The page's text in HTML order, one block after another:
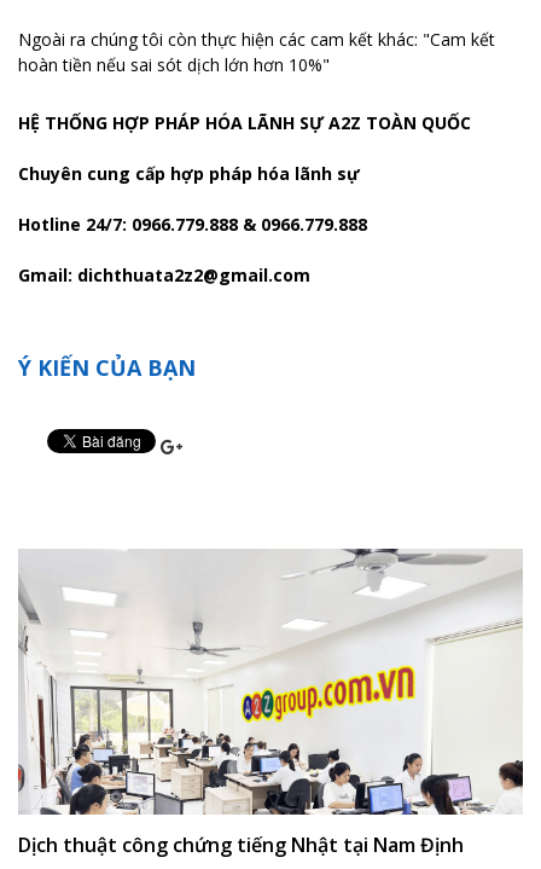
Ngoài ra chúng tôi còn thực hiện các cam kết khác: "Cam kết
hoàn tiền nếu sai sót dịch lớn hơn 10%"
HỆ THỐNG HỢP PHÁP HÓA LÃNH SỰ A2Z TOÀN QUỐC
Chuyên cung cấp hợp pháp hóa lãnh sự
Hotline 24/7: 0966.779.888 & 0966.779.888
Gmail: dichthuata2z2@gmail.com
Ý KIẾN CỦA BẠN
Dịch thuật công chứng tiếng Nhật tại Nam Định